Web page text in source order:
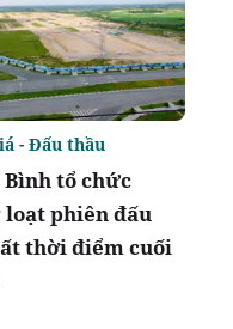
tổ chức
loạt phiên đấu
thời điểm cuối
- Đấu thầu